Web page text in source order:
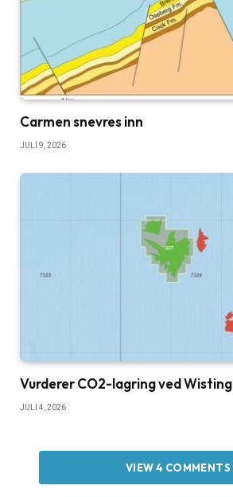
Carmen snevres inn
JULI 9, 2026
Vurderer CO2-lagring ved Wisting
JULI 4, 2026
VIEW 4 COMMENTS